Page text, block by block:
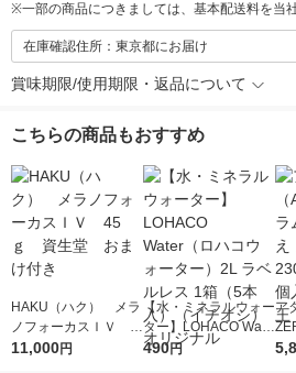
※一部の商品につきましては、基本配送料を当
在庫確認住所：東京都にお届け
賞味期限/使用期限・返品について
こちらの商品もおすすめ
HAKU（ハク） メラ
ノフォーカスＩＶ 4
5ｇ 資生堂 おまけ
11,000円
【水・ミネラルウォー
ター】LOHACO Wate
r（ロハコウォータ
490円
ア
詰